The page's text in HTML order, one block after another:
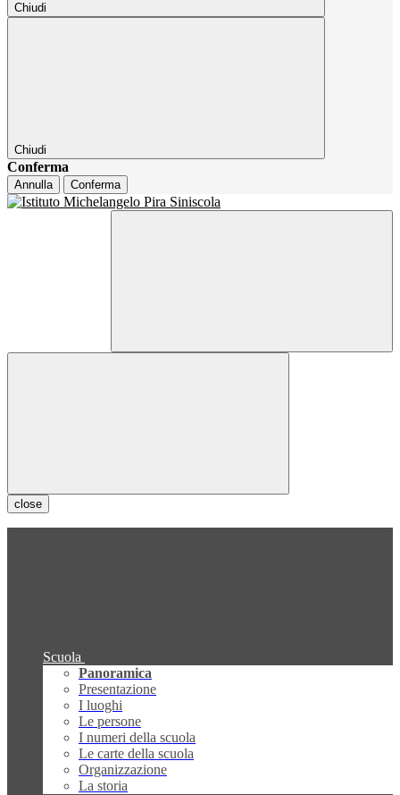
Chiudi
Chiudi
Conferma
Annulla Conferma
close
Scuola
Panoramica
Presentazione
I luoghi
Le persone
I numeri della scuola
Le carte della scuola
Organizzazione
La storia